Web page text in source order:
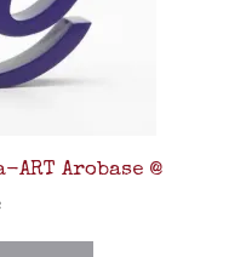
Arobase @